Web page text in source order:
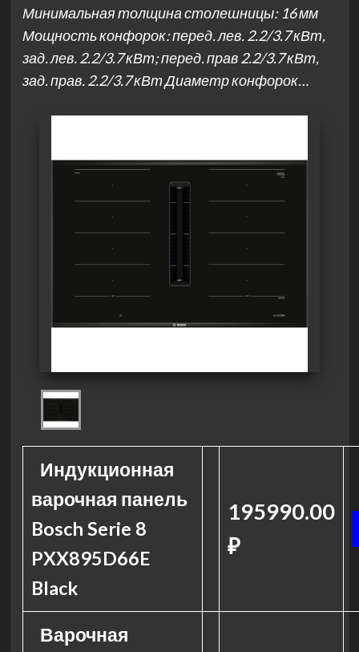
Минимальная толщина столешницы: 16 мм
Мощность конфорок: перед. лев. 2.2/3.7 кВт,
зад. лев. 2.2/3.7 кВт; перед. прав 2.2/3.7 кВт,
зад. прав. 2.2/3.7 кВт Диаметр конфорок…
Индукционная
варочная панель
Bosch Serie 8
PXX895D66E
Black
195990.00
₽
Варочная